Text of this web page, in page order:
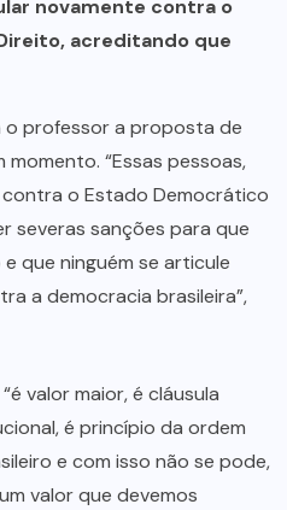
novamente contra o
acreditando que
o professor a proposta de
“Essas pessoas,
o Estado Democrático
severas sanções para que
que ninguém se articule
a democracia brasileira”,
valor maior, é cláusula
é princípio da ordem
e com isso não se pode,
valor que devemos